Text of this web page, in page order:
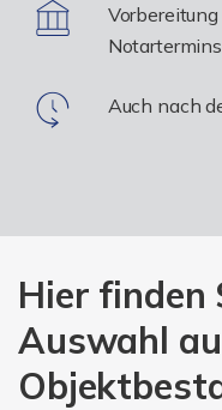
Notartermins
Auch nach
Hier finden
Auswahl